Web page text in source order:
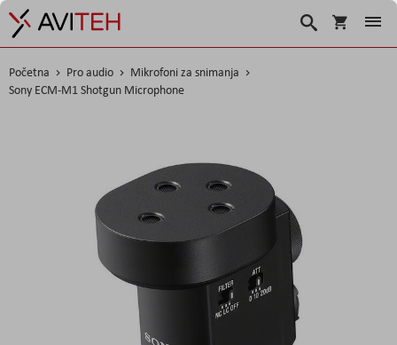
Košarica
Traži
Početna Pro audio
Mikrofoni za snimanja
Sony ECM-M1 Shotgun Microphone